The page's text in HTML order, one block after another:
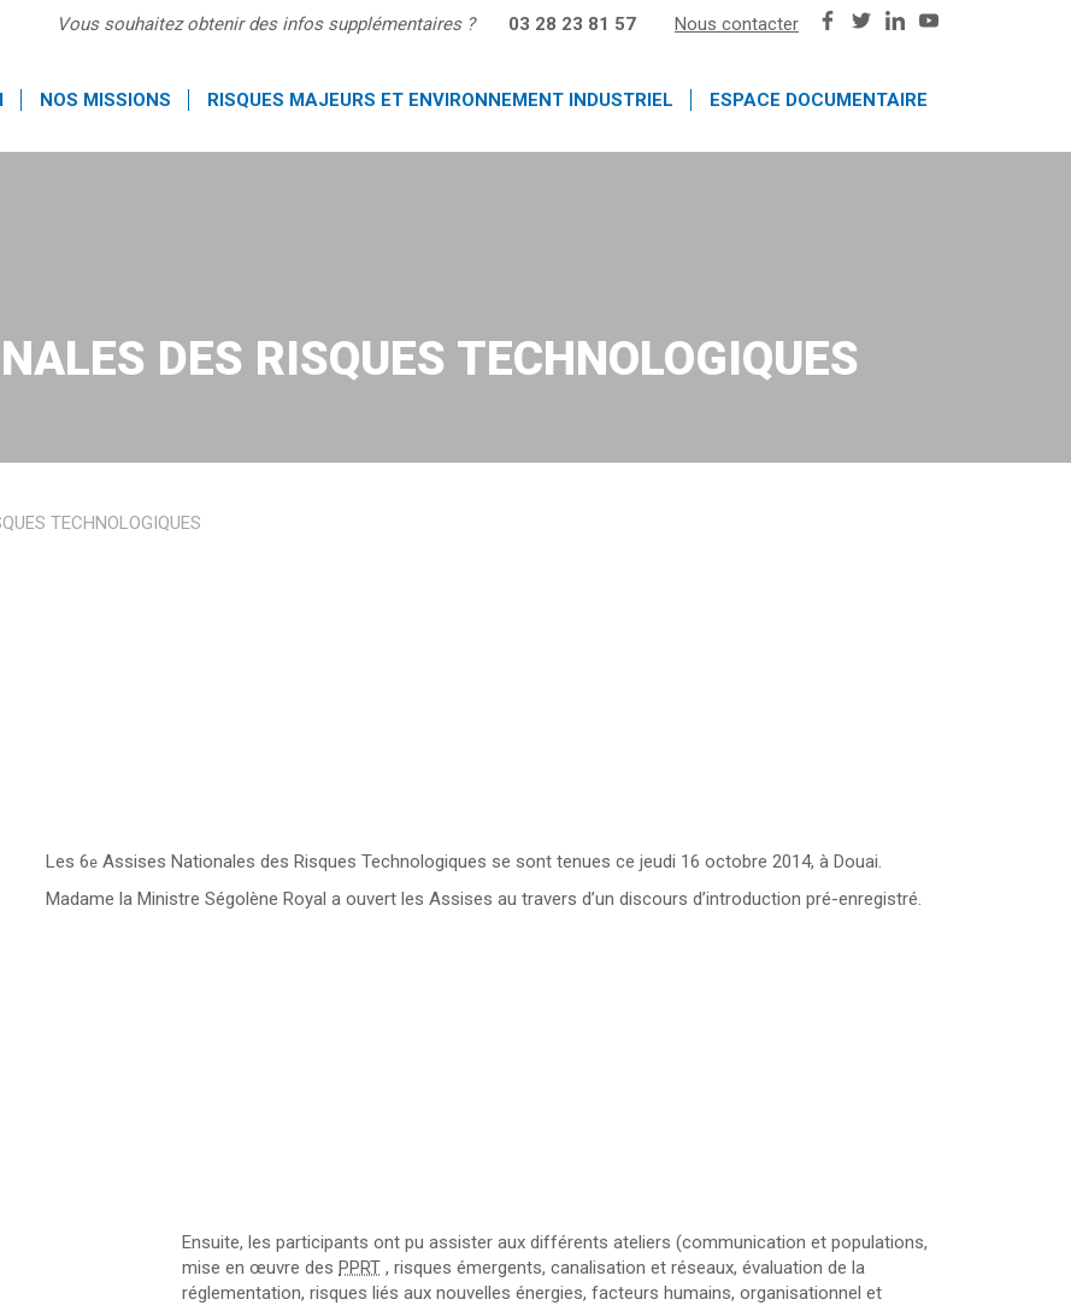
Vous souhaitez obtenir des infos supplémentaires ? 03 28 23 81 57 Nous contacter
NOS MISSIONS RISQUES MAJEURS ET ENVIRONNEMENT INDUSTRIEL ESPACE DOCUMENTAIRE
DES RISQUES TECHNOLOGIQUES
TECHNOLOGIQUES
Les 6e Assises Nationales des Risques Technologiques se sont tenues ce jeudi 16 octobre 2014, à Douai.
Madame la Ministre Ségolène Royal a ouvert les Assises au travers d’un discours d’introduction pré-enregistré.
Ensuite, les participants ont pu assister aux différents ateliers (communication et populations,
mise en œuvre des PPRT , risques émergents, canalisation et réseaux, évaluation de la
réglementation, risques liés aux nouvelles énergies, facteurs humains, organisationnel et